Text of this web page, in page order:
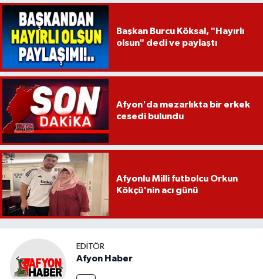
Başkan Burcu Köksal, "Hayırlı
olsun" dedi ve paylaştı
Afyon'da mezarlıkta bir erkek
cesedi bulundu
Afyonlu Milli futbolcu Orkun
Kökçü'nin acı günü
EDITÖR
Afyon Haber